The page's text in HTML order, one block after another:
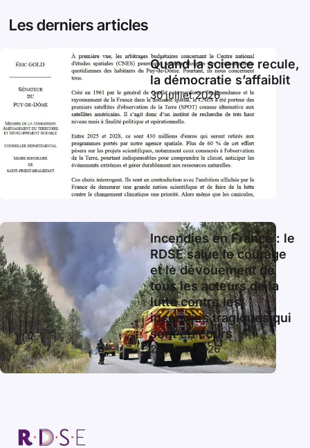
Les derniers articles
Quand la science recule,
la démocratie s’affaiblit
30 juillet 2026
Incendies en France : le
RDSE salue le courage
et le dévouement de
tous les acteurs de la
lutte contre les
incendies tragiques qui
sont en cours
26 juillet 2026